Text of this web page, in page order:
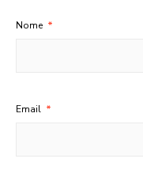
Nome *
Email *